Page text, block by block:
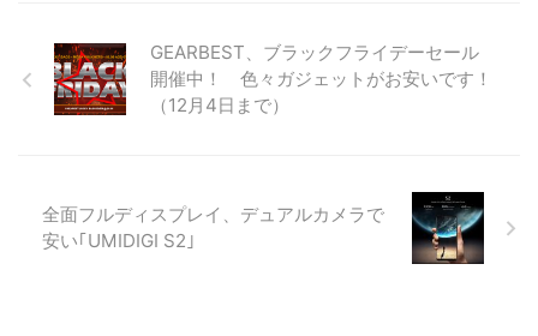
GEARBEST、ブラックフライデーセール
開催中！ 色々ガジェットがお安いです！
（12月4日まで）
全面フルディスプレイ、デュアルカメラで
安い｢UMIDIGI S2｣